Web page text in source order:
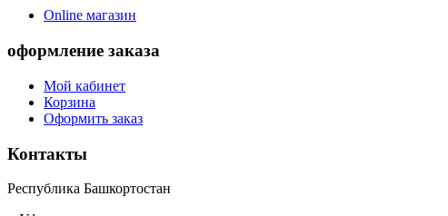
Online магазин
оформление заказа
Мой кабинет
Корзина
Оформить заказ
Контакты
Республика Башкортостан